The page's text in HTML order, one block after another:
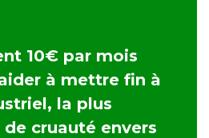
10€ par mois
à mettre fin à
la plus
cruauté envers